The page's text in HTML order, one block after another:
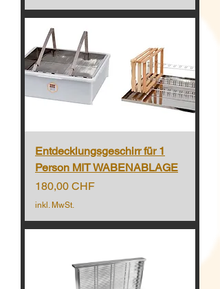
Entdecklungsgeschirr für 1
Person MIT WABENABLAGE
Preis
180,00 CHF
inkl. MwSt.